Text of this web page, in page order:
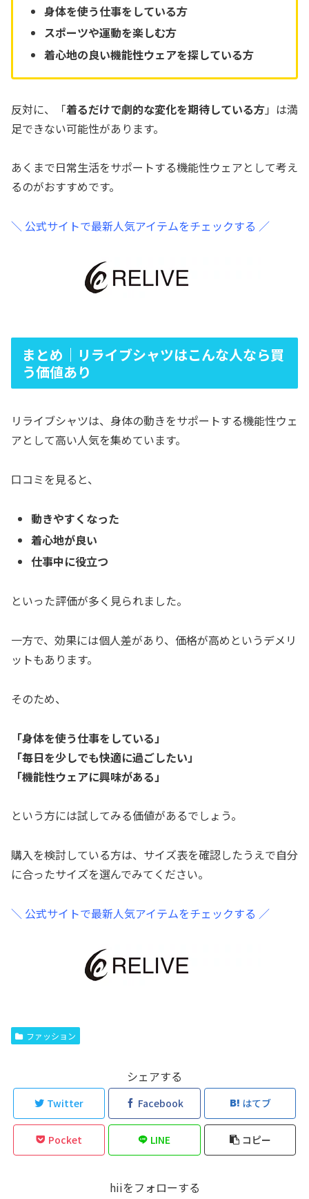
身体を使う仕事をしている方
スポーツや運動を楽しむ方
着心地の良い機能性ウェアを探している方
反対に、「着るだけで劇的な変化を期待している方」は満
足できない可能性があります。
あくまで日常生活をサポートする機能性ウェアとして考え
るのがおすすめです。
＼ 公式サイトで最新人気アイテムをチェックする ／
まとめ｜リライブシャツはこんな人なら買
う価値あり
リライブシャツは、身体の動きをサポートする機能性ウェ
アとして高い人気を集めています。
口コミを見ると、
動きやすくなった
着心地が良い
仕事中に役立つ
といった評価が多く見られました。
一方で、効果には個人差があり、価格が高めというデメリ
ットもあります。
そのため、
「身体を使う仕事をしている」
「毎日を少しでも快適に過ごしたい」
「機能性ウェアに興味がある」
という方には試してみる価値があるでしょう。
購入を検討している方は、サイズ表を確認したうえで自分
に合ったサイズを選んでみてください。
＼ 公式サイトで最新人気アイテムをチェックする ／
ファッション
シェアする
Twitter Facebook はてブ
Pocket LINE コピー
hiiをフォローする